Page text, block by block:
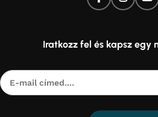
Iratkozz fel és kapsz egy